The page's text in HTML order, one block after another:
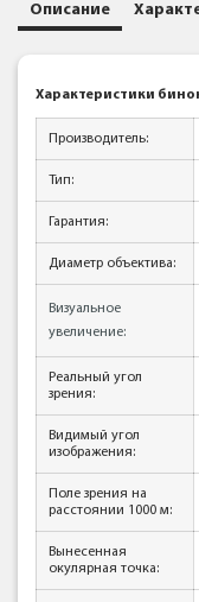
Описание
Характеристики
Производитель:
Тип:
Гарантия:
Диаметр объектива:
Визуальное
увеличение:
Реальный угол
зрения:
Видимый угол
изображения:
Поле зрения на
расстоянии 1000 м:
Вынесенная
окулярная точка: